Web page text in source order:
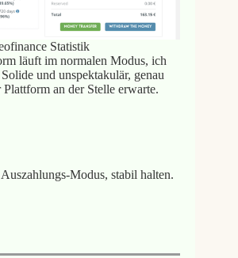
Statistik
läuft im normalen Modus, ich
und unspektakulär, genau
an der Stelle erwarte.
Modus, stabil halten.